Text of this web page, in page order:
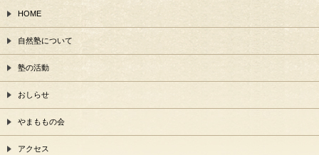
HOME
自然塾について
塾の活動
おしらせ
やまももの会
アクセス